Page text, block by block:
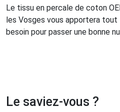
Le tissu en percale de coton
les Vosges vous apportera
besoin pour passer une bonne
Le saviez-vous ?